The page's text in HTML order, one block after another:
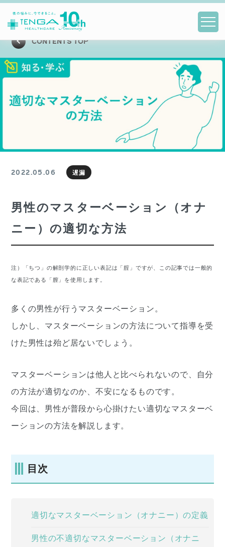
CONTENTS TOP
2022.05.06 遅漏
男性のマスターベーション（オナ
ニー）の適切な方法
注）「ちつ」の解剖学的に正しい表記は「腟」ですが、この記事では一般的
な表記である「膣」を使用します。
多くの男性が行うマスターベーション。
しかし、マスターベーションの方法について指導を受
けた男性は殆ど居ないでしょう。
マスターベーションは他人と比べられないので、自分
の方法が適切なのか、不安になるものです。
今回は、男性が普段から心掛けたい適切なマスターベ
ーションの方法を解説します。
目次
適切なマスターベーション（オナニー）の定義
男性の不適切なマスターベーション（オナニ